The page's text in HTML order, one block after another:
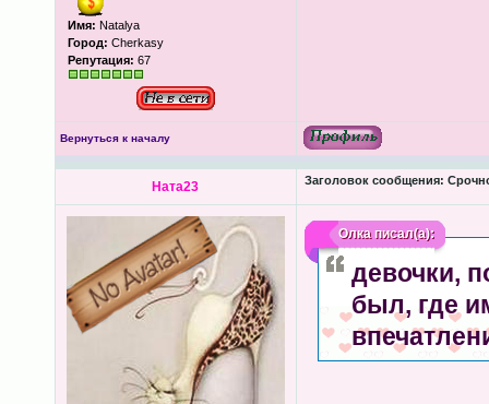
Имя: Natalya
Город: Cherkasy
Репутация: 67
Вернуться к началу
Ната23 Заголовок сообщения:
Олкаписал(а):
девочки,
был, где